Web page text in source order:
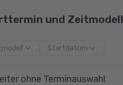
und Zeitmodell
Startdatum
ohne Terminauswahl